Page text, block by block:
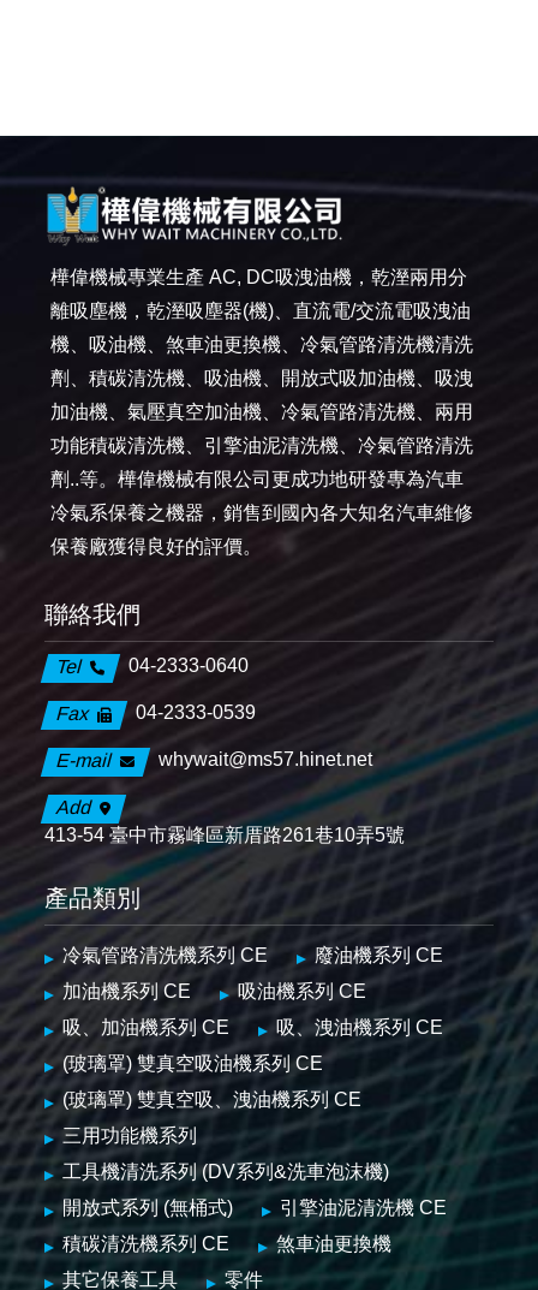
樺偉機械專業生產 AC, DC吸洩油機，乾溼兩用分
離吸塵機，乾溼吸塵器(機)、直流電/交流電吸洩油
機、吸油機、煞車油更換機、冷氣管路清洗機清洗
劑、積碳清洗機、吸油機、開放式吸加油機、吸洩
加油機、氣壓真空加油機、冷氣管路清洗機、兩用
功能積碳清洗機、引擎油泥清洗機、冷氣管路清洗
劑..等。樺偉機械有限公司更成功地研發專為汽車
冷氣系保養之機器，銷售到國內各大知名汽車維修
保養廠獲得良好的評價。
聯絡我們
Tel 04-2333-0640
Fax 04-2333-0539
E-mail whywait@ms57.hinet.net
Add
413-54 臺中市霧峰區新厝路261巷10弄5號
產品類別
冷氣管路清洗機系列 CE
廢油機系列 CE
加油機系列 CE
吸油機系列 CE
吸、加油機系列 CE
吸、洩油機系列 CE
(玻璃罩) 雙真空吸油機系列 CE
(玻璃罩) 雙真空吸、洩油機系列 CE
三用功能機系列
工具機清洗系列 (DV系列&洗車泡沫機)
開放式系列 (無桶式)
引擎油泥清洗機 CE
積碳清洗機系列 CE
煞車油更換機
其它保養工具
零件